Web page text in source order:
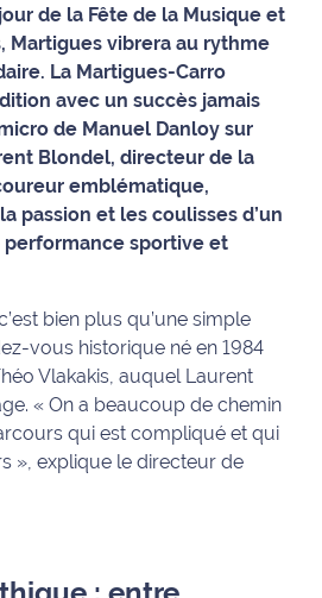
de la Fête de la Musique et
Martigues vibrera au rythme
La Martigues-Carro
avec un succès jamais
de Manuel Danloy sur
Blondel, directeur de la
emblématique,
passion et les coulisses d’un
sportive et
bien plus qu’une simple
vous historique né en 1984
Vlakakis, auquel Laurent
« On a beaucoup de chemin
qui est compliqué et qui
» , explique le directeur de